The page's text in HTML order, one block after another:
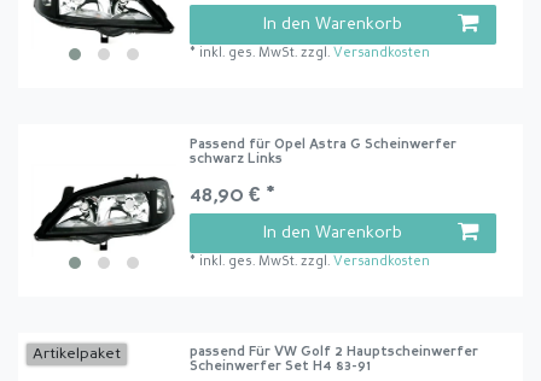
In den Warenkorb
* inkl. ges. MwSt. zzgl. Versandkosten
Passend für Opel Astra G Scheinwerfer
schwarz Links
48,90 € *
In den Warenkorb
* inkl. ges. MwSt. zzgl. Versandkosten
Artikelpaket
passend Für VW Golf 2 Hauptscheinwerfer
Scheinwerfer Set H4 83-91